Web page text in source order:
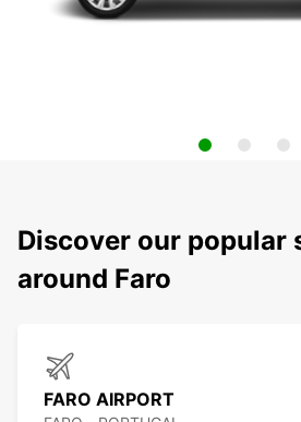
Discover our popular
around Faro
FARO AIRPORT